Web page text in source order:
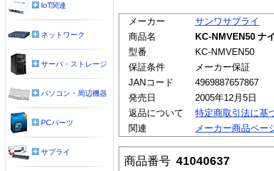
メーカー
サンワサプライ
商品名
KC-NMVEN50 ナ
型番
KC-NMVEN50
保証条件
メーカー保証
JANコード
4969887657867
発売日
2005年12月5日
返品について
特定商取引法に基
関連
メーカー商品ペー
商品番号 41040637
IoT関連
ネットワーク
サーバ・ストレージ
パソコン・周辺機器
PCパーツ
サプライ